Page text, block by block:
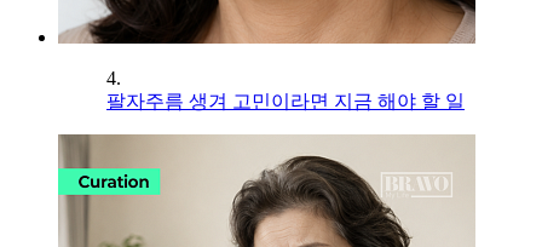
4.
팔자주름 생겨 고민이라면 지금 해야 할 일